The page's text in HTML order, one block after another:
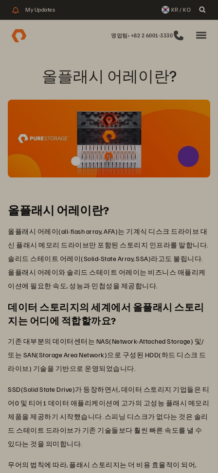
My Updates KR / KO
영업팀: +82 2 6001-3330
올플래시 어레이란?
올플래시 어레이란?
올플래시 어레이(all-flash array, AFA)는 기계식 디스크 드라이브 대
신 플래시 메모리 드라이브만 포함된 스토리지 인프라를 말합니다.
솔리드 스테이트 어레이(Solid-State Array, SSA)라고도 불립니다.
올플래시 어레이와 솔리드 스테이트 어레이는 비즈니스 애플리케
이션에 필요한 속도, 성능과 민첩성을 제공합니다.
데이터 스토리지의 세계에서 올플래시 스토리
지는 어디에 적합할까요?
기존 대부분의 데이터센터는 NAS(Network-Attached Storage) 및/
또는 SAN(Storage Area Network)으로 구성된 HDD(하드 디스크 드
라이브) 기술을 기반으로 운영되었습니다.
SSD(Solid State Drive)가 등장하면서, 데이터 스토리지 기업들은 티
어0 및 티어1 데이터 애플리케이션에 고가의 고성능 플래시 메모리
제품을 제공하기 시작했습니다. 스피닝 디스크가 없다는 것은 솔리
드 스테이트 드라이브가 기존 기술들보다 훨씬 빠른 속도를 낼 수
있다는 것을 의미합니다.
무어의 법칙에 따라, 플래시 스토리지는 더 비용 효율적이 되어,